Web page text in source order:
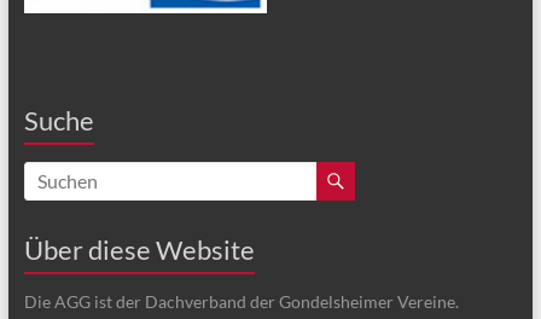
Suche
Über diese Website
Die AGG ist der Dachverband der Gondelsheimer Vereine.